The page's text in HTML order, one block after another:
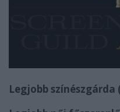
Legjobb színészgárda